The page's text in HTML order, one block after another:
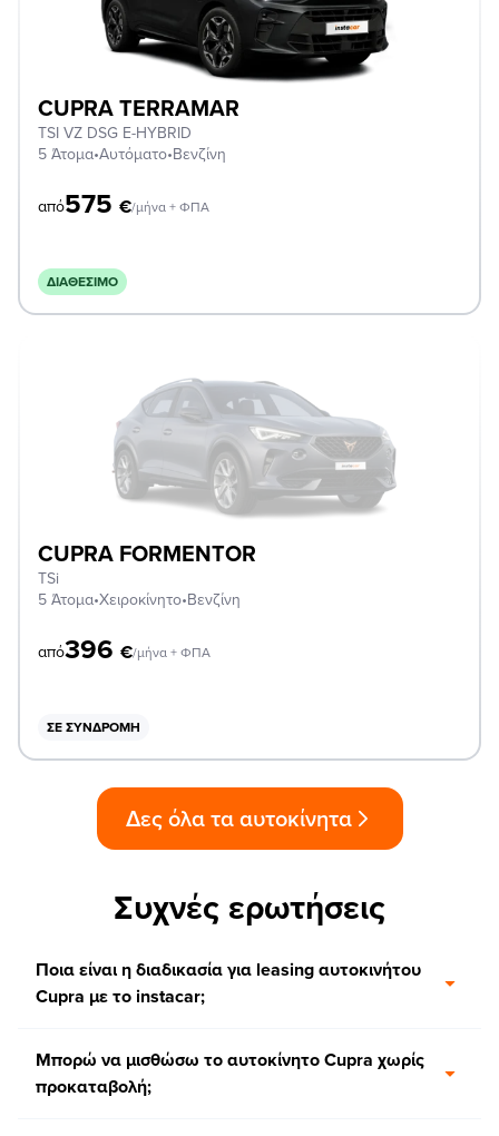
CUPRA TERRAMAR
TSI VZ DSG E-HYBRID
5 Άτομα•Αυτόματο•Βενζίνη
από575 €/μήνα + ΦΠΑ
ΔΙΑΘΈΣΙΜΟ
CUPRA FORMENTOR
TSi
5 Άτομα•Χειροκίνητο•Βενζίνη
από396 €/μήνα + ΦΠΑ
ΣΕ ΣΥΝΔΡΟΜΉ
Δες όλα τα αυτοκίνητα
Συχνές ερωτήσεις
Ποια είναι η διαδικασία για leasing αυτοκινήτου
Cupra με το instacar;
Μπορώ να μισθώσω το αυτοκίνητο Cupra χωρίς
προκαταβολή;